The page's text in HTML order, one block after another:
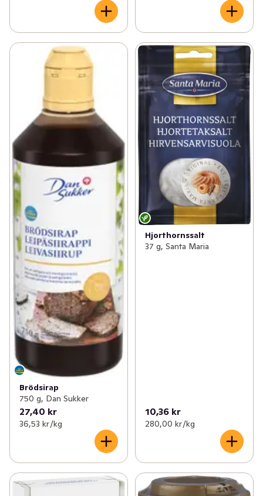
Brödsirap
750 g, Dan Sukker
27,40 kr
36,53 kr /kg
Hjorthornssalt
37 g, Santa Maria
10,36 kr
280,00 kr /kg